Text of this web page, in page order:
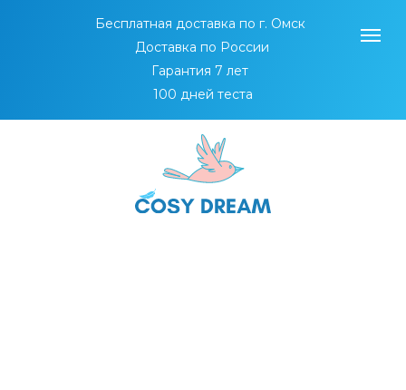
Бесплатная доставка по г. Омск
Доставка по России
Гарантия 7 лет
100 дней теста